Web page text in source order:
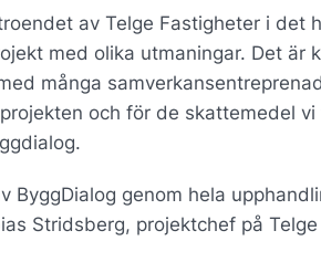
av Telge Fastigheter i det
med olika utmaningar. Det
många
och för de skattemedel
ByggDialog genom hela
Stridsberg, projektchef på